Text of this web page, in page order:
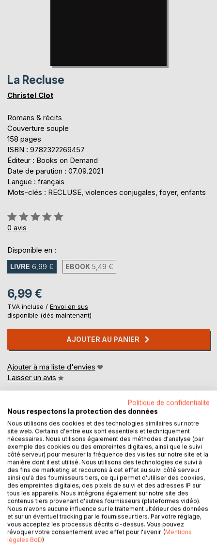
La Recluse
Christel Clot
Romans & récits
Couverture souple
158 pages
ISBN : 9782322269457
Éditeur : Books on Demand
Date de parution : 07.09.2021
Langue : français
Mots-clés : RECLUSE, violences conjugales, foyer, enfants
Évaluation:
0%
0 avis
Disponible en :
LIVRE 6,99 € EBOOK 5,49 €
6,99 €
TVA incluse / Envoi en sus
disponible (dès maintenant)
AJOUTER AU PANIER
Ajouter à ma liste d'envies
Laisser un avis
DESCRIPTION
Stacy aime les autres. Si vous l'appelez à l'aide, elle
n'hésite pas une seconde. Toujours à l'écoute, c'est une
personne qui réfléchit avant de parler afin d'éviter de
blesser. Mais, à un moment donné dans sa vie, Stacy a
décidé d'être seule avec ses chats, loin de toute
civilisation.
Voici l'histoire de La Recluse.
Politique de confidentialité
Nous respectons la protection des données
Nous utilisons des cookies et des technologies similaires sur notre
site web. Certains d'entre eux sont essentiels et techniquement
nécessaires. Nous utilisons également des méthodes d'analyse (par
exemple des cookies ou des empreintes digitales, ainsi que le suivi
côté serveur) pour mesurer la fréquence des visites sur notre site et la
manière dont il est utilisé. Nous utilisons des technologies de suivi à
des fins de marketing et recourons à cet effet au suivi côté serveur
ainsi qu'à des fournisseurs tiers, ce qui permet d'utiliser des cookies,
des empreintes digitales, des pixels de suivi et des adresses IP sur
tous les appareils. Nous intégrons également sur notre site des
contenus tiers provenant d'autres fournisseurs (plateformes vidéo).
Nous n'avons aucune influence sur le traitement ultérieur des données
et sur un éventuel tracking par le fournisseur tiers. Par votre réglage,
vous acceptez les processus décrits ci-dessus. Vous pouvez
révoquer votre consentement avec effet pour l'avenir. (Mentions
légales BoD)